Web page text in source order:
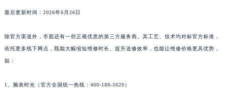
最后更新时间：2026年6月26日
除官方渠道外，市面还有一些正规优质的第三方服务商。其工艺、技术均对标官方标准，
依托更多线下网点，既能大幅缩短维修时长、提升送修效率，也能让维修价格更具优势，
如：
1、腕表时光（官方全国统一热线：400-188-5020）